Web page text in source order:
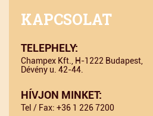
KAPCSOLAT
TELEPHELY:
Champex Kft., H-1222 Budapest,
Dévény u. 42-44.
HÍVJON MINKET:
Tel / Fax: +36 1 226 7200